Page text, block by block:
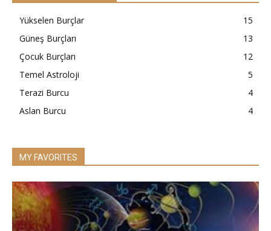
Yükselen Burçlar
15
Güneş Burçları
13
Çocuk Burçları
12
Temel Astroloji
5
Terazi Burcu
4
Aslan Burcu
4
MY FAVORITES